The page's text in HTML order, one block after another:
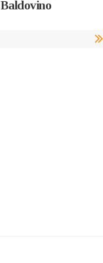
Baldovino